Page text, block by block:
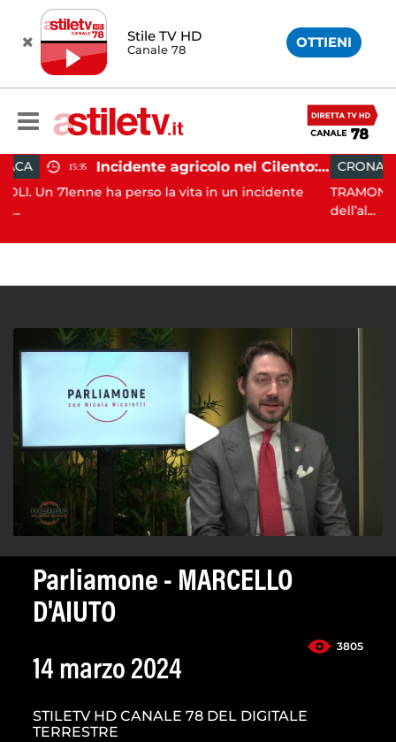
Stile TV HD
Canale 78 OTTIENI
Incidente agricolo nel Cilento: trattore si ribalta, muore 71enne
perso la vita in un incidente
CRONACA 15:14
TRAMONTI. Si è conclusa
Parliamone - MARCELLO
D'AIUTO
3805
14 marzo 2024
STILETV HD CANALE 78 DEL DIGITALE
TERRESTRE